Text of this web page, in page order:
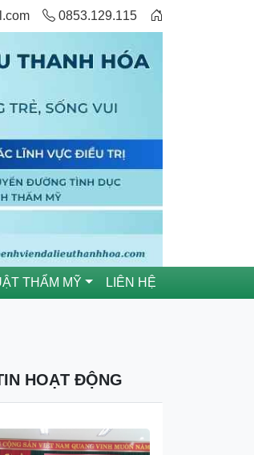
0853.129.115
THẨM MỸ LIÊN HỆ
HOẠT ĐỘNG